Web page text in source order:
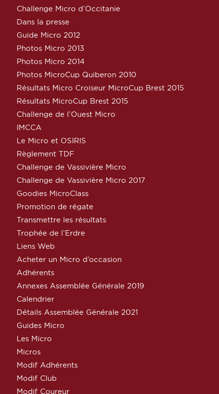
Challenge Micro d’Occitanie
Dans la presse
Guide Micro 2012
Photos Micro 2013
Photos Micro 2014
Photos MicroCup Quiberon 2010
Résultats Micro Croiseur MicroCup Brest 2015
Résultats MicroCup Brest 2015
Challenge de l’Ouest Micro
IMCCA
Le Micro et OSIRIS
Règlement TDF
Challenge de Vassivière Micro
Challenge de Vassivière Micro 2017
Goodies MicroClass
Promotion de régate
Transmettre les résultats
Trophée de l’Erdre
Liens Web
Acheter un Micro d’occasion
Adhérents
Annexes Assemblée Générale 2019
Calendrier
Détails Assemblée Générale 2021
Guides Micro
Les Micro
Micros
Modif Adhérents
Modif Club
Modif Coureur